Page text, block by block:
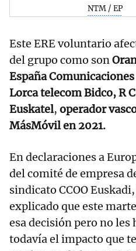
NTM / EP
Este ERE voluntario
del grupo como son
España
Lorca telecom Bidco, R
Euskatel, operador
MásMóvil en 2021.
En declaraciones a
del comité de empresa
sindicato CCOO
explicado que este
esa decisión pero no les
todavía el impacto que